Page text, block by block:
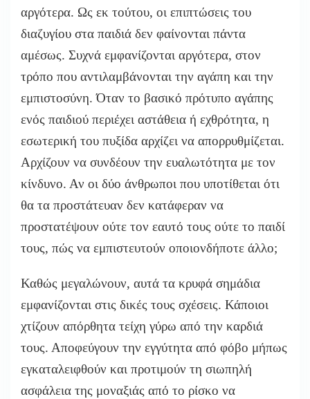
αργότερα. Ως εκ τούτου, οι επιπτώσεις του
διαζυγίου στα παιδιά δεν φαίνονται πάντα
αμέσως. Συχνά εμφανίζονται αργότερα, στον
τρόπο που αντιλαμβάνονται την αγάπη και την
εμπιστοσύνη. Όταν το βασικό πρότυπο αγάπης
ενός παιδιού περιέχει αστάθεια ή εχθρότητα, η
εσωτερική του πυξίδα αρχίζει να απορρυθμίζεται.
Αρχίζουν να συνδέουν την ευαλωτότητα με τον
κίνδυνο. Αν οι δύο άνθρωποι που υποτίθεται ότι
θα τα προστάτευαν δεν κατάφεραν να
προστατέψουν ούτε τον εαυτό τους ούτε το παιδί
τους, πώς να εμπιστευτούν οποιονδήποτε άλλο;
Καθώς μεγαλώνουν, αυτά τα κρυφά σημάδια
εμφανίζονται στις δικές τους σχέσεις. Κάποιοι
χτίζουν απόρθητα τείχη γύρω από την καρδιά
τους. Αποφεύγουν την εγγύτητα από φόβο μήπως
εγκαταλειφθούν και προτιμούν τη σιωπηλή
ασφάλεια της μοναξιάς από το ρίσκο να